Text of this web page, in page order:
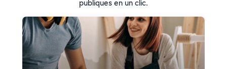
publiques en un clic.